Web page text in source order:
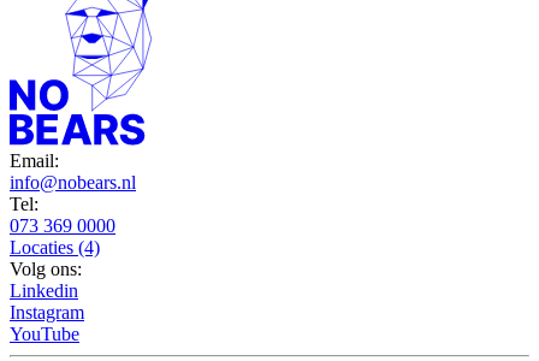
Email:
info@nobears.nl
Tel:
073 369 0000
Locaties (4)
Volg ons:
Linkedin
Instagram
YouTube